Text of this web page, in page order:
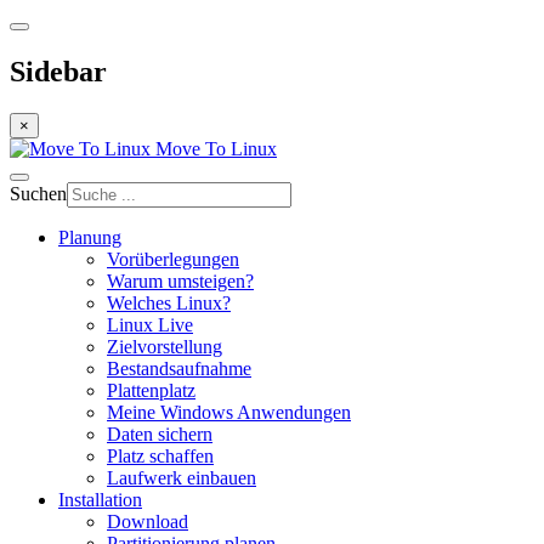
Sidebar
×
Move To Linux
Suchen
Planung
Vorüberlegungen
Warum umsteigen?
Welches Linux?
Linux Live
Zielvorstellung
Bestandsaufnahme
Plattenplatz
Meine Windows Anwendungen
Daten sichern
Platz schaffen
Laufwerk einbauen
Installation
Download